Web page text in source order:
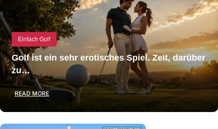
Einfach Golf
Golf ist ein sehr erotisches Spiel. Zeit, darüber
zu…
READ MORE